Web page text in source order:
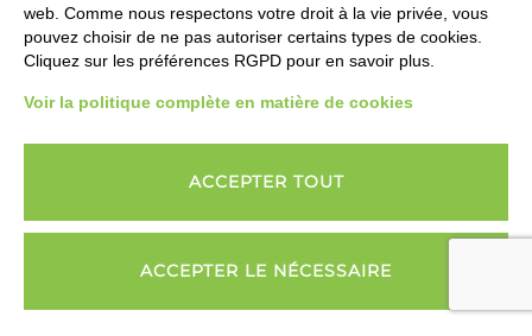
web. Comme nous respectons votre droit à la vie privée, vous
pouvez choisir de ne pas autoriser certains types de cookies.
Cliquez sur les préférences RGPD pour en savoir plus.
Voir la politique complète en matière de cookies
ACCEPTER TOUT
ACCEPTER LE NÉCESSAIRE